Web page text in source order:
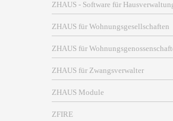
ZHAUS - Software für
ZHAUS für Wohnungsgesellschaften
ZHAUS für
ZHAUS für Zwangsverwalter
ZHAUS Module
ZFIRE